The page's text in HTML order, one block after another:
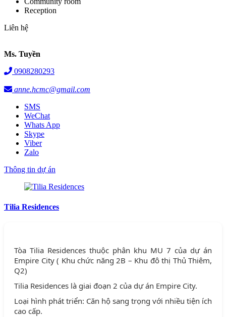
Reception
Liên hệ
Ms. Tuyền
0908280293
anne.hcmc@gmail.com
SMS
WeChat
Whats App
Skype
Viber
Zalo
Thông tin dự án
Tilia Residences
Tòa Tilia Residences thuộc phân khu MU 7 của dự án
Empire City ( Khu chức năng 2B – Khu đô thị Thủ Thiêm,
Q2)
Tilia Residences là giai đoạn 2 của dự án Empire City.
Loại hình phát triển: Căn hộ sang trọng với nhiều tiện ích
cao cấp.